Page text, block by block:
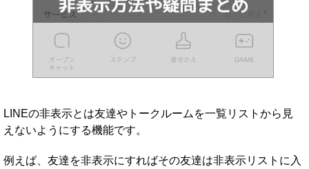
LINEの非表示とは友達やトークルームを一覧リストから見
えないようにする機能です。
例えば、友達を非表示にすればその友達は非表示リストに入